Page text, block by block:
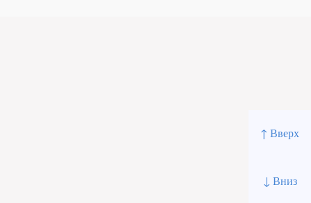
↑ Вверх
↓ Вниз